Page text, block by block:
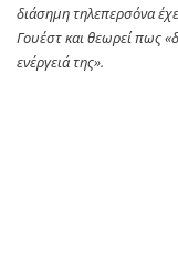
διάσημη τηλεπερσόνα
Γουέστ και θεωρεί πως
ενέργειά της».